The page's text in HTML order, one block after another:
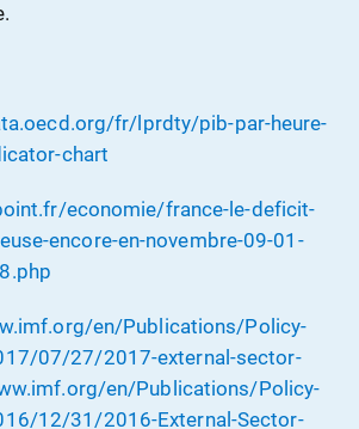
fr/lprdty/pib-par-heure-
chart
economie/france-le-deficit-
encore-en-novembre-09-01-
en/Publications/Policy-
07/27/2017-external-sector-
en/Publications/Policy-
12/31/2016-External-Sector-